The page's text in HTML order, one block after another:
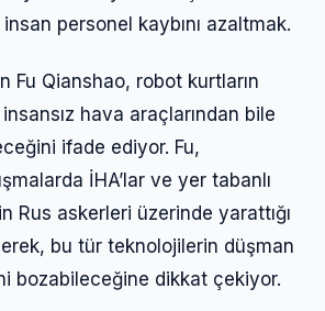
personel kaybını azaltmak.
Fu Qianshao, robot kurtların
hava araçlarından bile
ifade ediyor. Fu,
İHA’lar ve yer tabanlı
Rus askerleri üzerinde yarattığı
bu tür teknolojilerin düşman
bozabileceğine dikkat çekiyor.